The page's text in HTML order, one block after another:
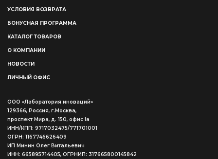
УСЛОВИЯ ВОЗВРАТА
БОНУСНАЯ ПРОГРАММА
КАТАЛОГ ТОВАРОВ
О КОМПАНИИ
НОВОСТИ
ЛИЧНЫЙ ОФИС
ООО «Лаборатория иноваций»
129366, Россия, г.Москва,
проспект Мира, д. 150, офис Ia
ИНН/КПП: 9717032475/771701001
ОГРН: 1167746626409
ИП Минин Олег Витальевич
ИНН: 665895714405, ОГРНИП: 317665800145842